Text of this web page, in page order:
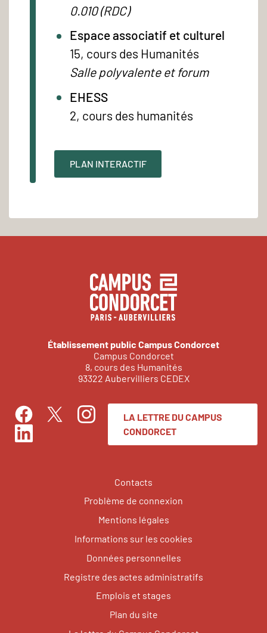
0.010 (RDC)
Espace associatif et culturel
15, cours des Humanités
Salle polyvalente et forum
EHESS
2, cours des humanités
PLAN INTERACTIF
Établissement public Campus Condorcet
Campus Condorcet
8, cours des Humanités
93322 Aubervilliers CEDEX
FacebookTwitterInstagram
LinkedIn
LA LETTRE DU CAMPUS
CONDORCET
Contacts
Problème de connexion
Mentions légales
Informations sur les cookies
Données personnelles
Registre des actes administratifs
Emplois et stages
Plan du site